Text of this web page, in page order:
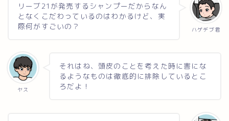
ハゲデブ君
リーブ21が発売するシャンプーだからなん
となくこだわっているのはわかるけど、実
際何がすごいの？
ヤス
それはね、頭皮のことを考えた時に害にな
るようなものは徹底的に排除しているとこ
ろだよ！